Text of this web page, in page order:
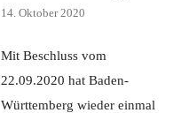
14. Oktober 2020
Mit Beschluss vom
22.09.2020 hat Baden-
Württemberg wieder einmal